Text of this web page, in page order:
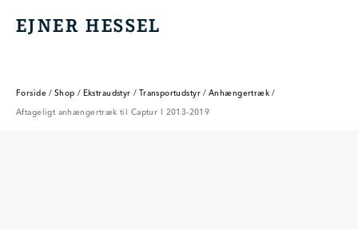
EJNER HESSEL
EJNER HESSEL
Forside / Shop / Ekstraudstyr / Transportudstyr / Anhængertræk /
Aftageligt anhængertræk til Captur I 2013-2019